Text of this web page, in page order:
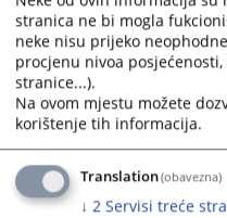
Obavijest o
Napomena
U slučaju
integralnom obliku uz
Prateći dokumenti
stranica ne bi mogla
neke nisu prijeko
procjenu nivoa
stranice...).
Na ovom mjestu možete
korištenje tih informacija.
Translation(obavezna)
↓ 2 Servisi treće